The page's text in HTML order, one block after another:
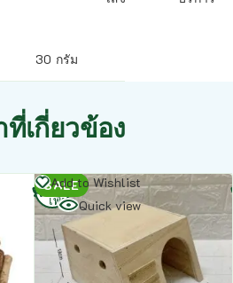
30 กรัม
เกี่ยวข้อง
SALE
Add to Wishlist
Quick view
อ่าน
เพิ่ม